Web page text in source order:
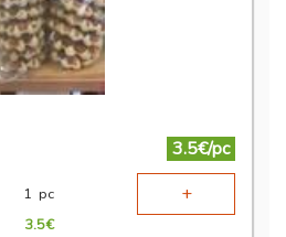
3.5€/pc
1 pc +
3.5€